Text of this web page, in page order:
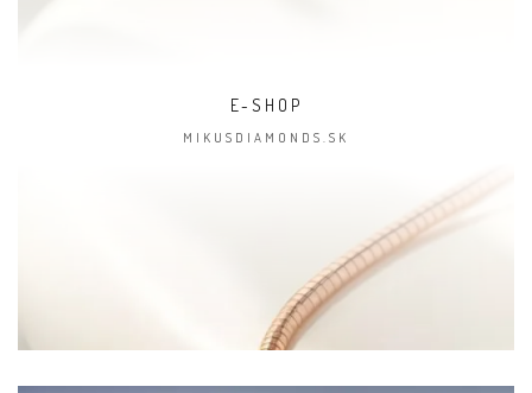
E-SHOP
MIKUSDIAMONDS.SK